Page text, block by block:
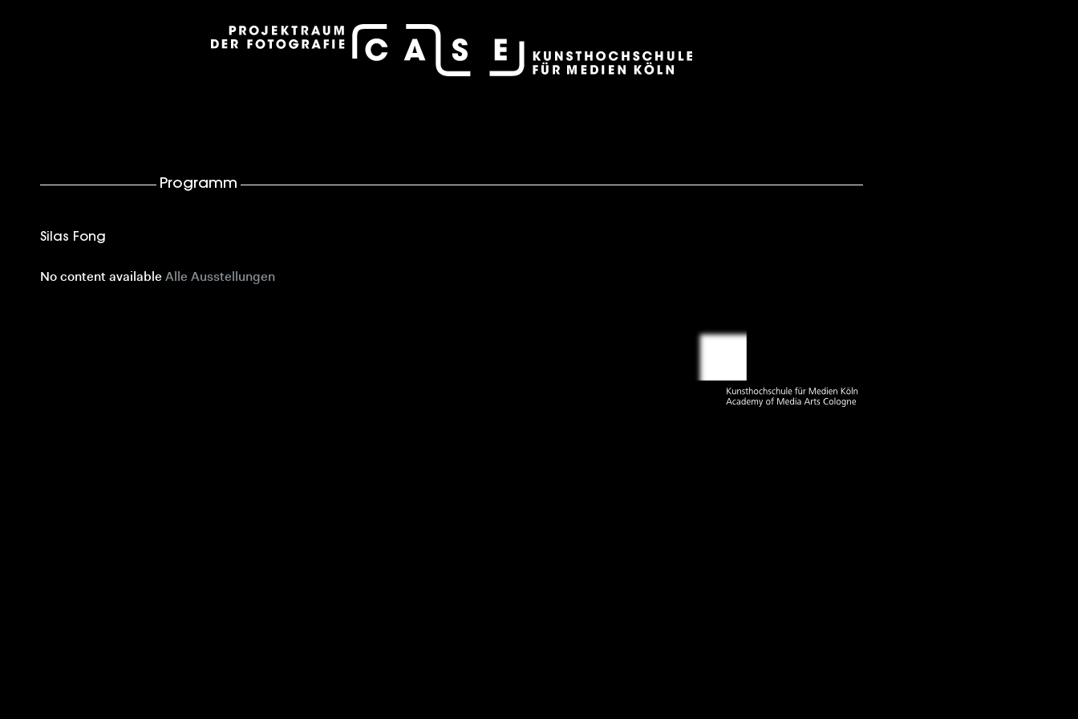
case – Projektraum der Fotografie
Alex Grein, Beate Gütschow
Programm
Silas Fong
No content available Alle Ausstellungen